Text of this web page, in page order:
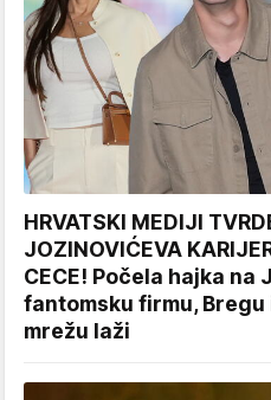
HRVATSKI MEDIJI
JOZINOVIĆEVA
CECE! Počela hajka na
fantomsku firmu,
mrežu laži